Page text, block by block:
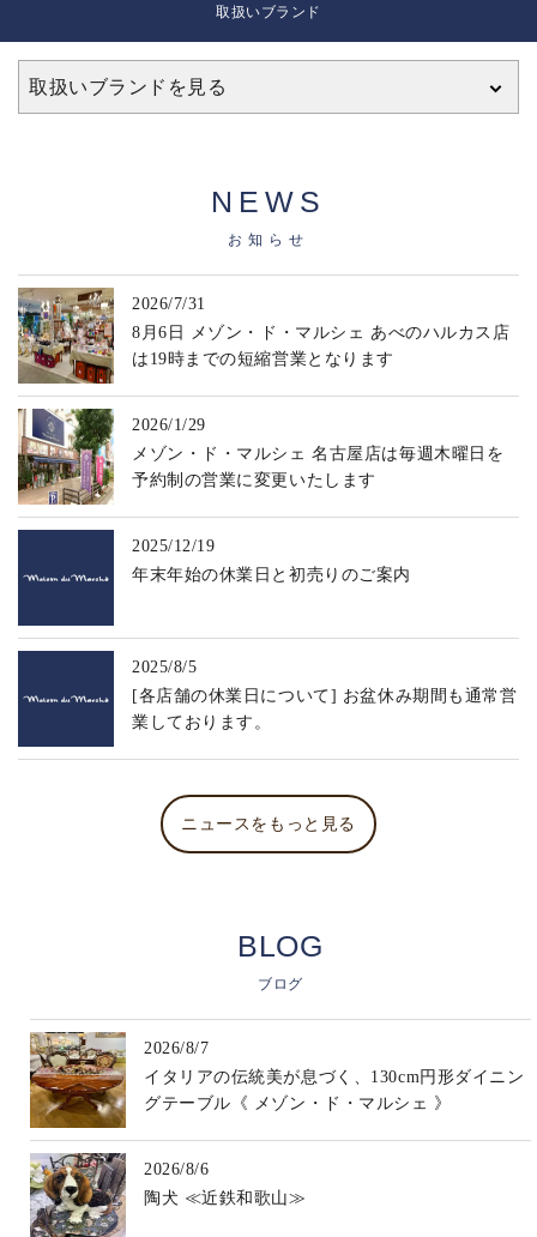
取扱いブランド
取扱いブランドを見る
NEWS
お知らせ
2026/7/31
8月6日 メゾン・ド・マルシェ あべのハルカス店
は19時までの短縮営業となります
2026/1/29
メゾン・ド・マルシェ 名古屋店は毎週木曜日を
予約制の営業に変更いたします
2025/12/19
年末年始の休業日と初売りのご案内
2025/8/5
[各店舗の休業日について] お盆休み期間も通常営
業しております。
ニュースをもっと見る
BLOG
ブログ
2026/8/7
イタリアの伝統美が息づく、130cm円形ダイニン
グテーブル《 メゾン・ド・マルシェ 》
2026/8/6
陶犬 ≪近鉄和歌山≫